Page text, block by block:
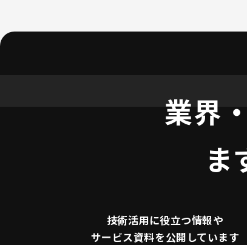
業界
ま
技術活用に役立つ情報や
サービス資料を公開しています